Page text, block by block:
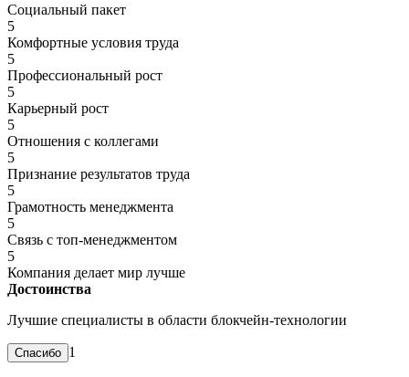
Социальный пакет
5
Комфортные условия труда
5
Профессиональный рост
5
Карьерный рост
5
Отношения с коллегами
5
Признание результатов труда
5
Грамотность менеджмента
5
Связь с топ-менеджментом
5
Компания делает мир лучше
Достоинства
Лучшие специалисты в области блокчейн-технологии
1